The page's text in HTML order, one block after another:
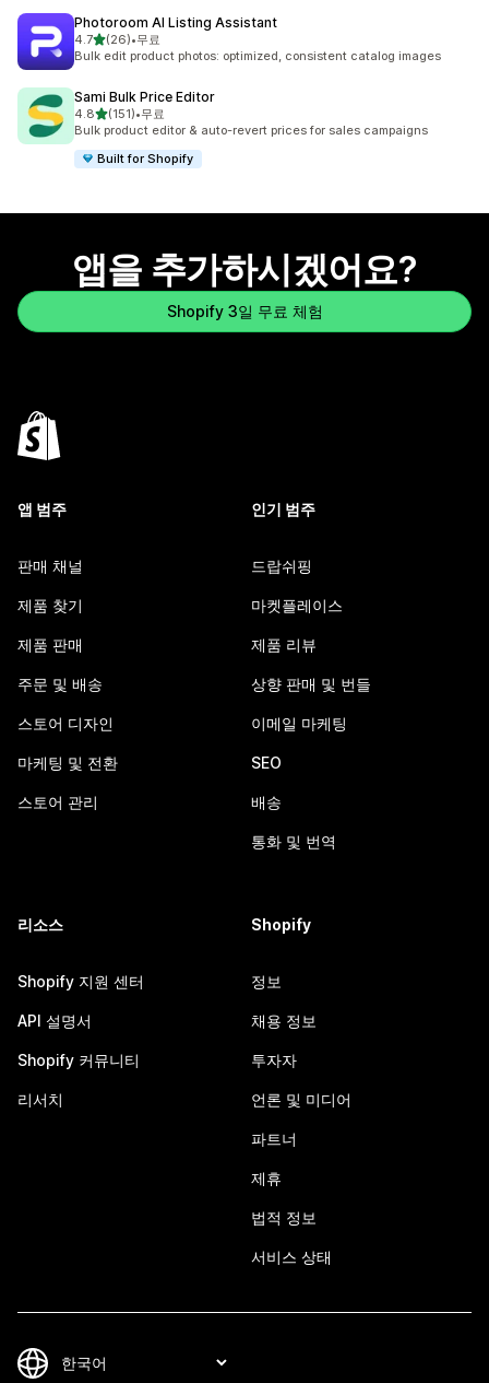
Photoroom AI Listing Assistant
4.7별 5개 중
(26)
총 리뷰 26개
•무료
Bulk edit product photos: optimized, consistent catalog images
Sami Bulk Price Editor
4.8별 5개 중
(151)
총 리뷰 151개
•무료
Bulk product editor & auto-revert prices for sales campaigns
Built for Shopify
앱을 추가하시겠어요?
Shopify 3일 무료 체험
앱 범주
판매 채널
제품 찾기
제품 판매
주문 및 배송
스토어 디자인
마케팅 및 전환
스토어 관리
인기 범주
드랍쉬핑
마켓플레이스
제품 리뷰
상향 판매 및 번들
이메일 마케팅
SEO
배송
통화 및 번역
리소스
Shopify 지원 센터
API 설명서
Shopify 커뮤니티
리서치
Shopify
정보
채용 정보
투자자
언론 및 미디어
파트너
제휴
법적 정보
서비스 상태